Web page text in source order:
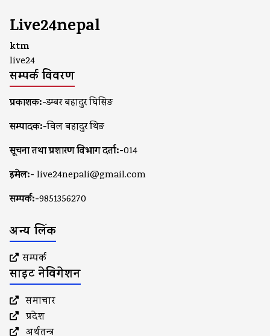
Live24nepal
ktm
live24
सम्पर्क विवरण
प्रकाशक:-डम्बर बहादुर घिसिङ
सम्पादक:-विल बहादुर थिङ
सूचना तथा प्रशारण विभाग दर्ता:-014
इमेल:- live24nepali@gmail.com
सम्पर्क:-9851356270
अन्य लिंक
सम्पर्क
साइट नेविगेशन
समाचार
प्रदेश
अर्थतन्त्र